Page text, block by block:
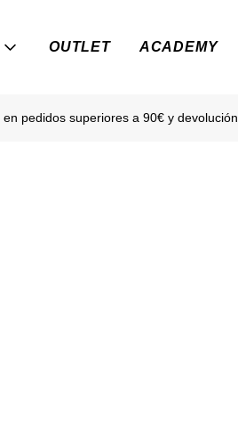
OUTLET ACADEMY
en pedidos superiores a 90€ y